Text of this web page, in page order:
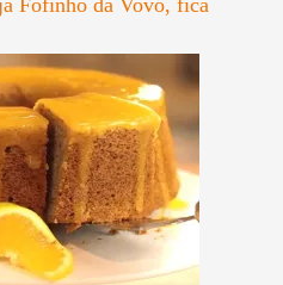
Fofinho da Vovó, fica